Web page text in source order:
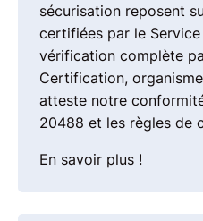
sécurisation reposent
certifiées par le Service
vérification complète
Certification,
atteste notre
20488 et les règles de
En savoir plus !